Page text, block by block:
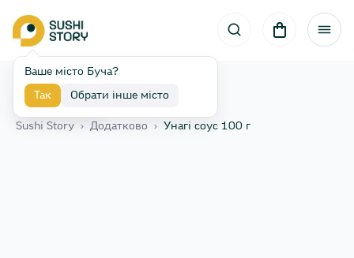
Ваше місто Буча?
Так Обрати інше місто
Назад
Sushi Story › Додатково › Унагі соус 100 г